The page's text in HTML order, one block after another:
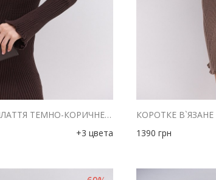
КОРОТКЕ В`ЯЗАНЕ ПЛАТТЯ ТЕМНО-КОРИЧНЕВОГО КОЛЬОРУ
+3 цвета
1390 грн